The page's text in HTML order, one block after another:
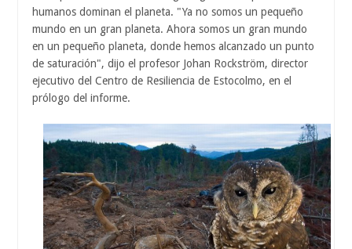
humanos dominan el planeta. "Ya no somos un pequeño
mundo en un gran planeta. Ahora somos un gran mundo
en un pequeño planeta, donde hemos alcanzado un punto
de saturación", dijo el profesor Johan Rockström, director
ejecutivo del Centro de Resiliencia de Estocolmo, en el
prólogo del informe.